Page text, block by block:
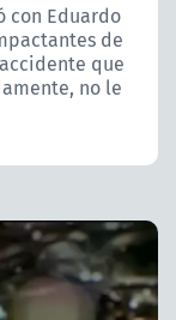
con Eduardo
de
que
no le